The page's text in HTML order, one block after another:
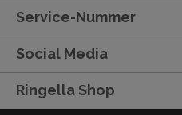
Service-Nummer
Social Media
Ringella Shop